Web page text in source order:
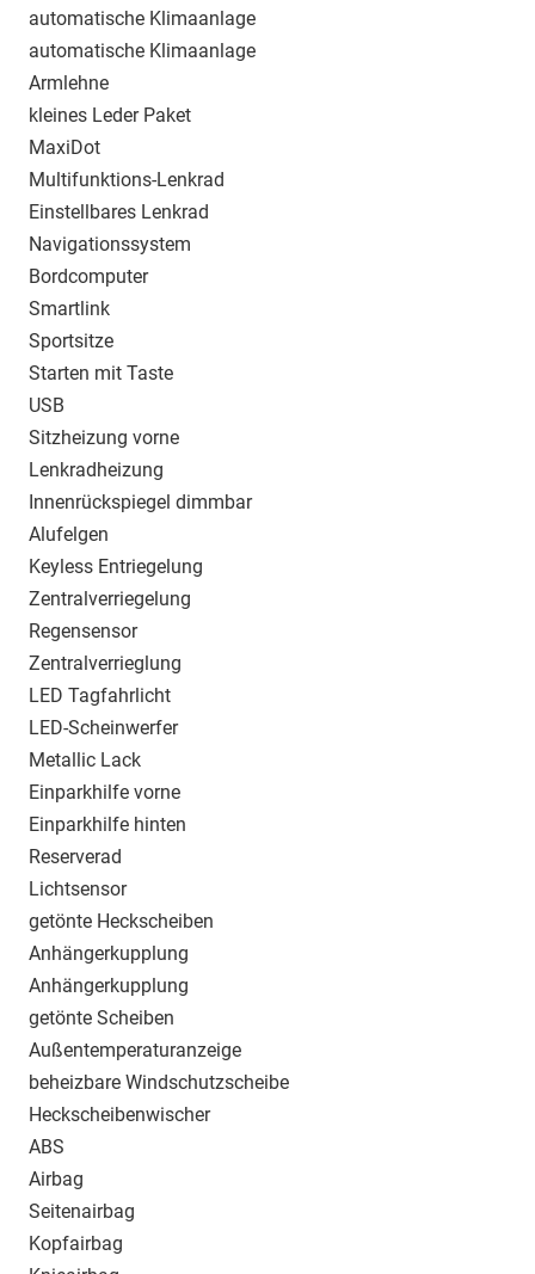
automatische Klimaanlage
automatische Klimaanlage
Armlehne
kleines Leder Paket
MaxiDot
Multifunktions-Lenkrad
Einstellbares Lenkrad
Navigationssystem
Bordcomputer
Smartlink
Sportsitze
Starten mit Taste
USB
Sitzheizung vorne
Lenkradheizung
Innenrückspiegel dimmbar
Alufelgen
Keyless Entriegelung
Zentralverriegelung
Regensensor
Zentralverrieglung
LED Tagfahrlicht
LED-Scheinwerfer
Metallic Lack
Einparkhilfe vorne
Einparkhilfe hinten
Reserverad
Lichtsensor
getönte Heckscheiben
Anhängerkupplung
Anhängerkupplung
getönte Scheiben
Außentemperaturanzeige
beheizbare Windschutzscheibe
Heckscheibenwischer
ABS
Airbag
Seitenairbag
Kopfairbag